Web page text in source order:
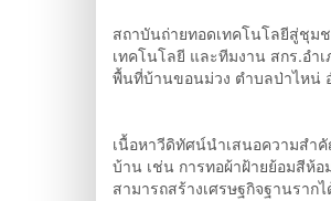
สถาบันถ่ายทอดเทคโนโลยีสู่ชุม
เทคโนโลยี และทีมงาน สกร.อำ
พื้นที่บ้านขอนม่วง ตำบลป่าไหน่
เนื้อหาวีดิทัศน์นำเสนอความสำ
บ้าน เช่น การทอผ้าฝ้ายย้อมสีห้
สามารถสร้างเศรษฐกิจฐานราก